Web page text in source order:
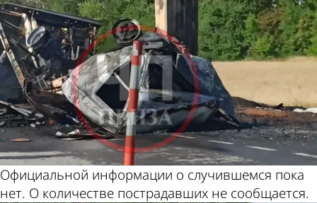
Официальной информации о случившемся пока
нет. О количестве пострадавших не сообщается.